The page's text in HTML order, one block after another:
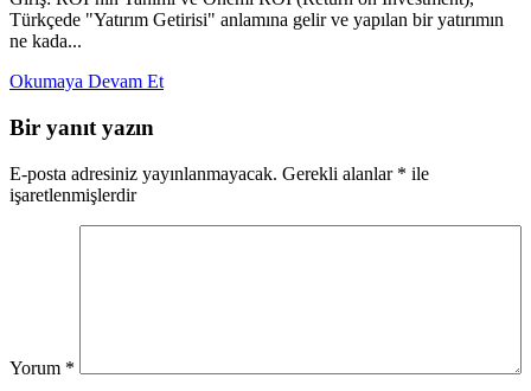
Türkçede "Yatırım Getirisi" anlamına gelir ve yapılan bir yatırımın
ne kada...
Okumaya Devam Et
Bir yanıt yazın
E-posta adresiniz yayınlanmayacak. Gerekli alanlar * ile
işaretlenmişlerdir
Yorum *